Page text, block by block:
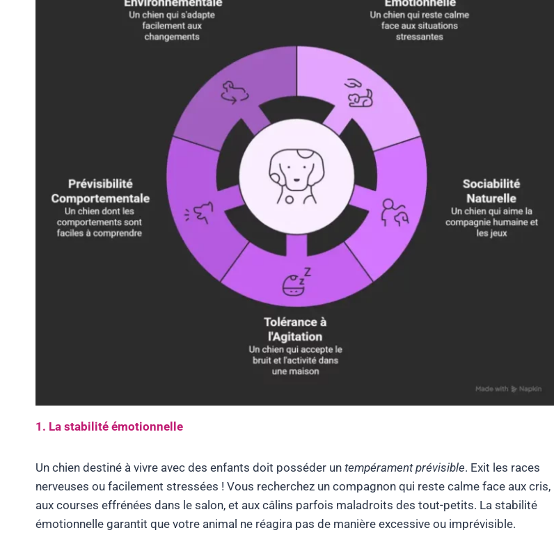
1. La stabilité émotionnelle
Un chien destiné à vivre avec des enfants doit posséder un tempérament prévisible. Exit les races
nerveuses ou facilement stressées ! Vous recherchez un compagnon qui reste calme face aux cris,
aux courses effrénées dans le salon, et aux câlins parfois maladroits des tout-petits. La stabilité
émotionnelle garantit que votre animal ne réagira pas de manière excessive ou imprévisible.